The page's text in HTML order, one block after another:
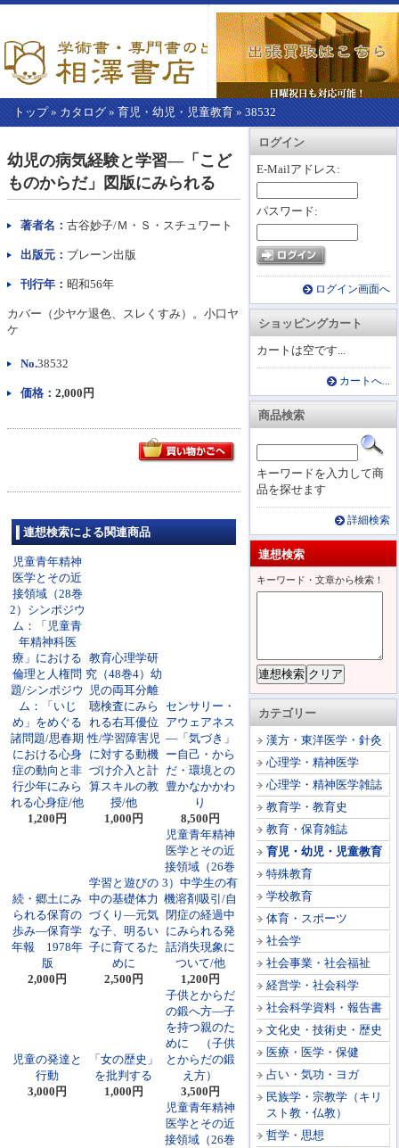
トップ» カタログ » 育児・幼児・児童教育 » 38532
カートを見る
ログイン
E-Mailアドレス:
パスワード:
ログイン画面へ
ショッピングカート
カートは空です...
カートへ...
商品検索
キーワードを入力して商
品を探せます
詳細検索
連想検索
キーワード・文章から検索！
カテゴリー
漢方・東洋医学・針灸
心理学・精神医学
心理学・精神医学雑誌
教育学・教育史
教育・保育雑誌
育児・幼児・児童教育
特殊教育
学校教育
体育・スポーツ
社会学
社会事業・社会福祉
経営学・社会科学
社会科学資料・報告書
文化史・技術史・歴史
医療・医学・保健
占い・気功・ヨガ
民族学・宗教学（キリ
スト教・仏教）
哲学・思想
こ
か
ら
本
文】
幼児の病気経験と学習―「こど
ものからだ」図版にみられる
著者名： 古谷妙子/Ｍ・Ｓ・スチュワート
出版元： ブレーン出版
刊行年： 昭和56年
カバー（少ヤケ退色、スレくすみ）。小口ヤ
ケ
No.38532
価格： 2,000円
連想検索による関連商品
児童青年精神
医学とその近
接領域（28巻
2）シンポジウ
ム：「児童青
年精神科医
療」における
倫理と人権問
題/シンポジウ
ム：「いじ
め」をめぐる
諸問題/思春期
における心身
症の動向と非
行少年にみら
れる心身症/他
1,200円
教育心理学研
究（48巻4）幼
児の両耳分離
聴検査にみら
れる右耳優位
性/学習障害児
に対する動機
づけ介入と計
算スキルの教
授/他
1,000円
センサリー・
アウェアネス
―「気づき」
ー自己・から
だ・環境との
豊かなかかわ
り
8,500円
続・郷土にみ
られる保育の
歩み―保育学
年報 1978年
版
2,000円
学習と遊びの
中の基礎体力
づくり―元気
な子、明るい
子に育てるた
めに
2,500円
児童青年精神
医学とその近
接領域（26巻
3）中学生の有
機溶剤吸引/自
閉症の経過中
にみられる発
話消失現象に
ついて/他
1,200円
児童の発達と
行動
3,000円
「女の歴史」
を批判する
1,000円
子供とからだ
の鍛へ方―子
を持つ親のた
めに （子供
とからだの鍛
え方）
3,500円
児童青年精神
医学とその近
接領域（26巻